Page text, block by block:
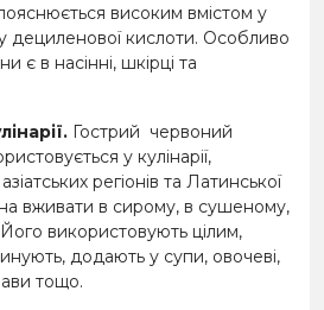
високим вмістом у
дециленової кислоти. Особливо
є в насінні, шкірці та
Гострий червоний
у кулінарії,
регіонів та Латинської
вживати в сирому, в сушеному,
використовують цілим,
додають у супи, овочеві,
тощо.